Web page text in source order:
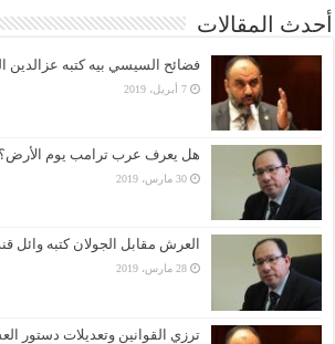
أحدث المقالات
فضائح السيسي بيه كتبه عزالدين
7 أبريل، 2019
هل يعرف عرب ترامب يوم الأرض؟
30 مارس، 2019
العرش مقابل الجولان كتبه وائل
28 مارس، 2019
ترزي القوانين وتعديلات دستور